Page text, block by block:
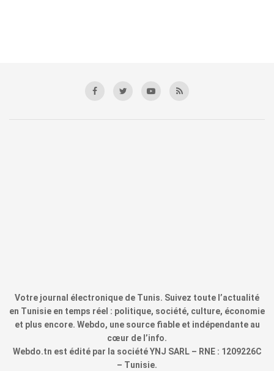
Votre journal électronique de Tunis. Suivez toute l’actualité
en Tunisie en temps réel : politique, société, culture, économie
et plus encore. Webdo, une source fiable et indépendante au
cœur de l’info.
Webdo.tn est édité par la société YNJ SARL – RNE : 1209226C
– Tunisie.